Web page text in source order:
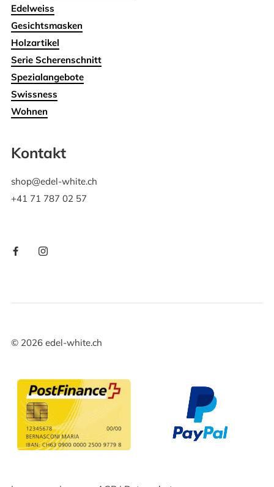
Edelweiss
Gesichtsmasken
Holzartikel
Serie Scherenschnitt
Spezialangebote
Swissness
Wohnen
Kontakt
shop@edel-white.ch
+41 71 787 02 57
© 2026edel-white.ch